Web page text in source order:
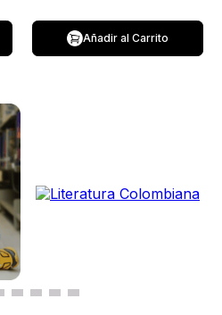
Añadir al Carrito